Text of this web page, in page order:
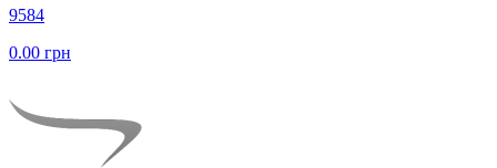
9584
0.00 грн